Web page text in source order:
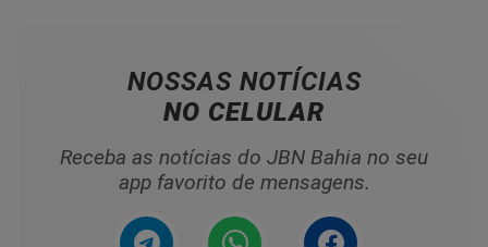
NOSSAS NOTÍCIAS
NO CELULAR
Receba as notícias do JBN Bahia no seu
app favorito de mensagens.